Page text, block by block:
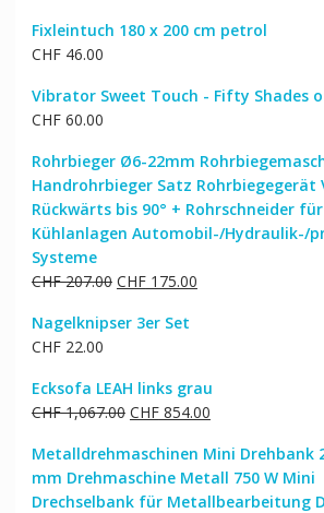
Fixleintuch 180 x 200 cm petrol
CHF46.00
Vibrator Sweet Touch - Fifty Shades
CHF60.00
Rohrbieger Ø6-22mm
Handrohrbieger Satz Rohrbiegegerät
Rückwärts bis 90° + Rohrschneider
Kühlanlagen Automobil-/Hydraulik-/
Systeme
CHF207.00 Ursprünglicher
war:
CHF175.00Aktueller
Nagelknipser 3er Set
CHF22.00
Ecksofa LEAH links grau
CHF1,067.00 Ursprünglicher
war:
CHF 1,067.00
CHF854.00Aktueller
ist:
CHF 854.00.
Metalldrehmaschinen Mini Drehbank
mm Drehmaschine Metall 750 W Mini
Drechselbank für Metallbearbeitung